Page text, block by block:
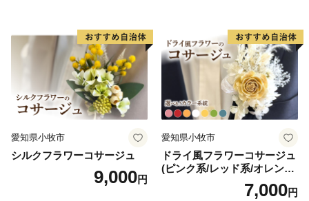
愛知県小牧市
シルクフラワーコサージュ
9,000円
愛知県小牧市
ドライ風フラワーコサージュ
(ピンク系/レッド系/オレンジ
系/ホワイト系/イエロー系/グ
リーン系/ブルー系）7,000円